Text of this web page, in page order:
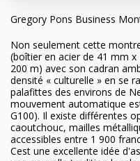
Gregory Pons Business
Non seulement cette
(boîtier en acier de 41 mm
200 m) avec son cadran
densité « culturelle » en se
palafittes des environs de
mouvement automatique
G100). Il existe différentes
caoutchouc, mailles
accessibles entre 1 900
Cest une excellente idée